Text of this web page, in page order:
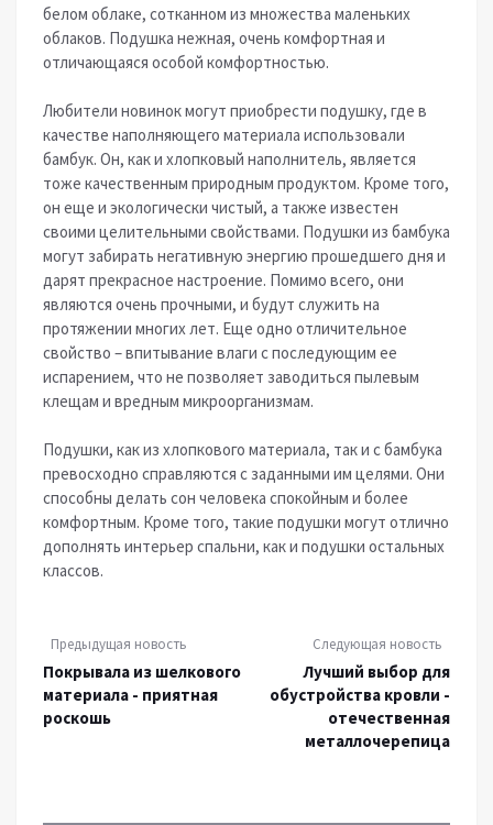
белом облаке, сотканном из множества маленьких
облаков. Подушка нежная, очень комфортная и
отличающаяся особой комфортностью.
Любители новинок могут приобрести подушку, где в
качестве наполняющего материала использовали
бамбук. Он, как и хлопковый наполнитель, является
тоже качественным природным продуктом. Кроме того,
он еще и экологически чистый, а также известен
своими целительными свойствами. Подушки из бамбука
могут забирать негативную энергию прошедшего дня и
дарят прекрасное настроение. Помимо всего, они
являются очень прочными, и будут служить на
протяжении многих лет. Еще одно отличительное
свойство – впитывание влаги с последующим ее
испарением, что не позволяет заводиться пылевым
клещам и вредным микроорганизмам.
Подушки, как из хлопкового материала, так и с бамбука
превосходно справляются с заданными им целями. Они
способны делать сон человека спокойным и более
комфортным. Кроме того, такие подушки могут отлично
дополнять интерьер спальни, как и подушки остальных
классов.
Предыдущая новость
Покрывала из шелкового
материала - приятная
роскошь
Следующая новость
Лучший выбор для
обустройства кровли -
отечественная
металлочерепица